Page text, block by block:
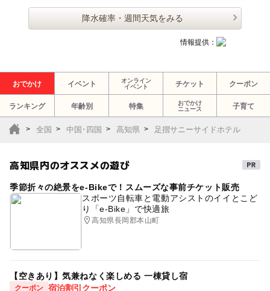
降水確率・週間天気をみる
情報提供：
おでかけ イベント
オンライン
イベント
チケット クーポン
ランキング 年齢別 特集
おでかけ
ニュース
子育て
全国 中国･四国 高知県 足摺サニーサイドホテル
高知県内のオススメの遊び
季節折々の絶景をe-Bikeで！スムーズな事前チケット販売
スポーツ自転車と電動アシストのイイとこど
り「e-Bike」で快適旅
高知県長岡郡本山町
【空きあり】気兼ねなく楽しめる 一棟貸し宿
クーポン 宿泊割引クーポン